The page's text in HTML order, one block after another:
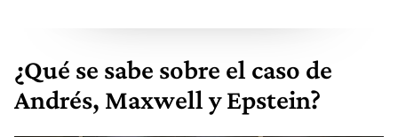
¿Qué se sabe sobre el caso de
Andrés, Maxwell y Epstein?